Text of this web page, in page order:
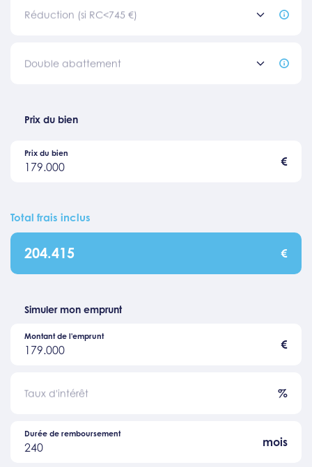
Réduction (si RC<745 €)
Double abattement
Prix du bien
179.000
Prix du bien
€
Total frais inclus
204.415 €
Simuler mon emprunt
179.000
Montant de l'emprunt
€
Taux d'intérêt %
240
Durée de remboursement
mois